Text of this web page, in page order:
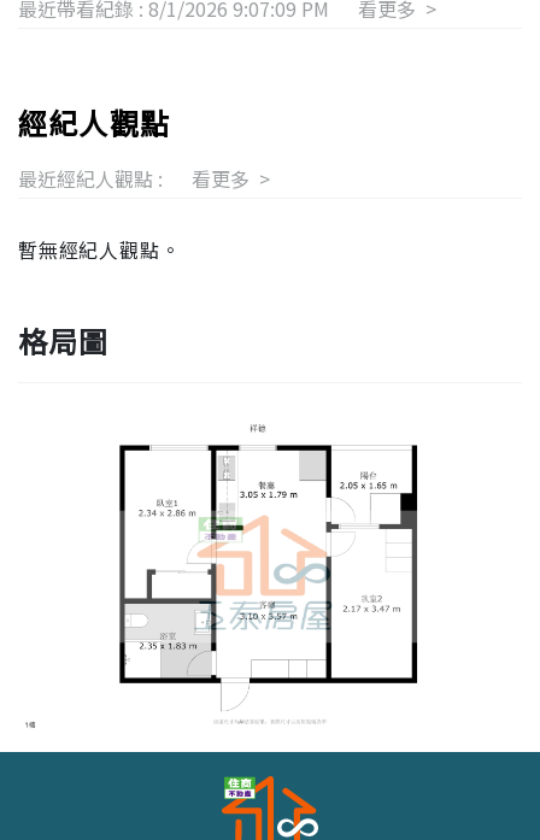
最近帶看紀錄 : 8/1/2026 9:07:09 PM 看更多 >
經紀人觀點
最近經紀人觀點 : 看更多 >
暫無經紀人觀點。
格局圖